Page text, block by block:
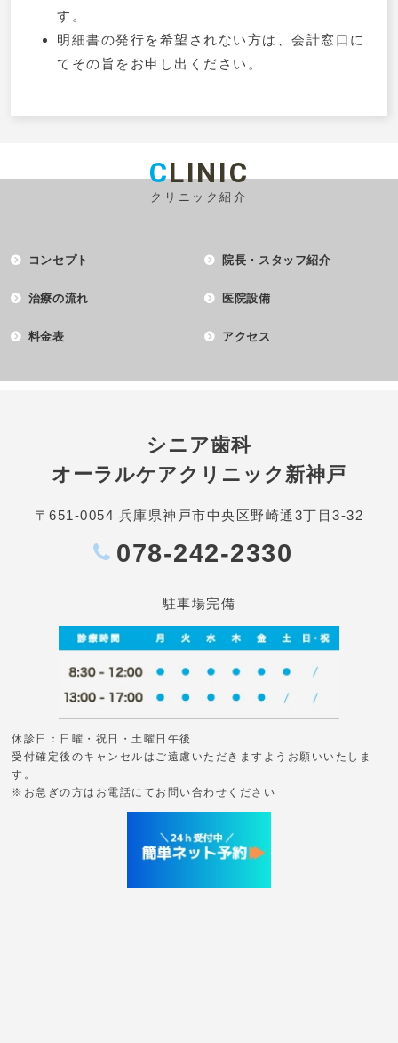
す。
明細書の発行を希望されない方は、会計窓口に
てその旨をお申し出ください。
CLINIC
クリニック紹介
コンセプト 院長・スタッフ紹介
治療の流れ 医院設備
料金表 アクセス
シニア歯科
オーラルケアクリニック新神戸
〒651-0054 兵庫県神戸市中央区野崎通3丁目3-32
078-242-2330
駐車場完備
休診日：日曜・祝日・土曜日午後
受付確定後のキャンセルはご遠慮いただきますようお願いいたしま
す。
※お急ぎの方はお電話にてお問い合わせください